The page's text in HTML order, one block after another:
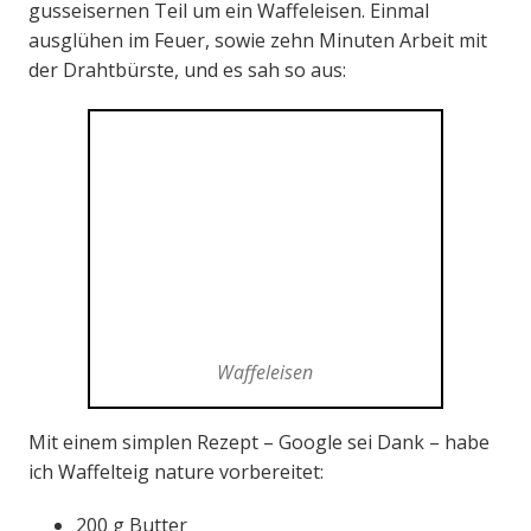
gusseisernen Teil um ein Waffeleisen. Einmal
ausglühen im Feuer, sowie zehn Minuten Arbeit mit
der Drahtbürste, und es sah so aus:
Waffeleisen
Mit einem simplen Rezept – Google sei Dank – habe
ich Waffelteig nature vorbereitet:
200 g Butter